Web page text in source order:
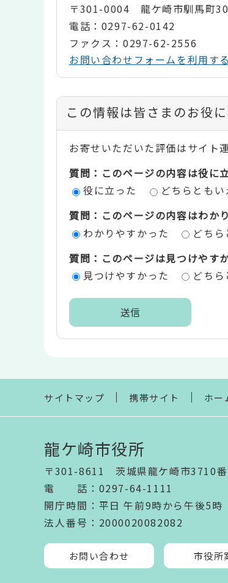
〒301-0004 龍ケ崎市馴馬町
電話：0297-62-0142
ファクス：0297-62-2556
お問い合わせフォームを利用する
コ
ン
テ
ン
評
エ
この情報は皆さまのお役
お寄せいただいた評価はサイト
質問：このページの内容は役に
役に立った
どちらともい
質問：このページの内容はわか
わかりやすかった
どち
質問：このページは見つけやす
見つけやすかった
どち
ま
サイトマップ 携帯サイト ホー
龍ケ崎市役所
〒301-8611 茨城県龍ケ崎市3710
電話 ： 0297-64-1111
開庁時間 ： 平日 午前9時から午後5時
法人番号 ：2000020082082
お問い合わせ 市役所